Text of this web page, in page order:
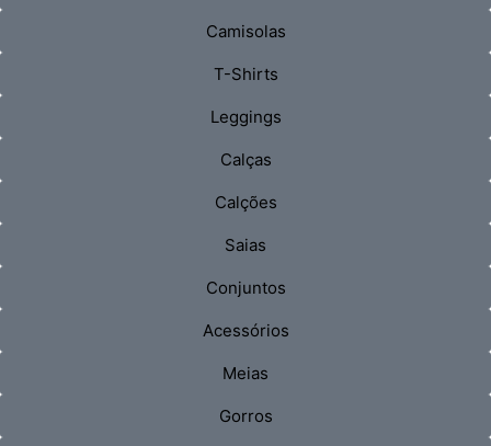
Camisolas
T-Shirts
Leggings
Calças
Calções
Saias
Conjuntos
Acessórios
Meias
Gorros